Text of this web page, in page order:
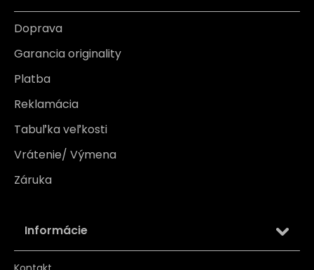
Doprava
Garancia originality
Platba
Reklamácia
Tabuľka veľkosti
Vrátenie/ Výmena
Záruka
Informácie